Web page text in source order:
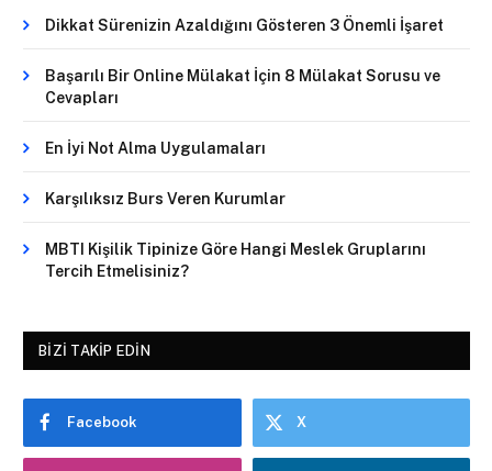
Dikkat Sürenizin Azaldığını Gösteren 3 Önemli İşaret
Başarılı Bir Online Mülakat İçin 8 Mülakat Sorusu ve
Cevapları
En İyi Not Alma Uygulamaları
Karşılıksız Burs Veren Kurumlar
MBTI Kişilik Tipinize Göre Hangi Meslek Gruplarını
Tercih Etmelisiniz?
BIZI TAKIP EDIN
Facebook X